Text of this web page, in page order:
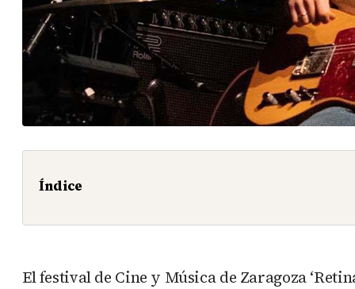
Índice
El festival de Cine y Música de Zaragoza